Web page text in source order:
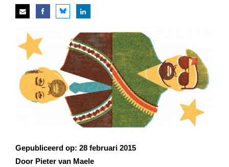
Gepubliceerd op: 28 februari 2015
Door Pieter van Maele